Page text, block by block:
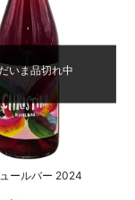
いま品切れ中
ールバー 2024